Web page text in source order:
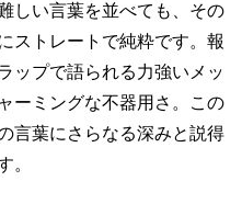
しい言葉を並べても、その
ストレートで純粋です。報
ップで語られる力強いメッ
ーミングな不器用さ。この
言葉にさらなる深みと説得
。